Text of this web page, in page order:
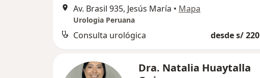
Av. Brasil 935, Jesús María • Mapa
Urologia Peruana
Consulta urológica desde s/ 220
Dra. Natalia Huaytalla